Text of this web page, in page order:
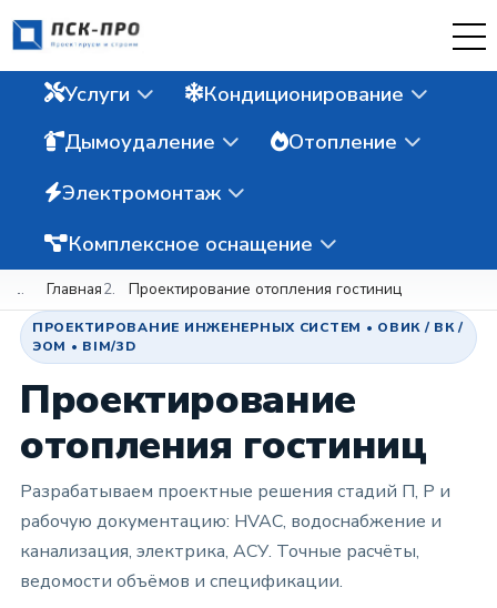
Услуги
Кондиционирование
Дымоудаление
Отопление
Электромонтаж
Комплексное оснащение
Главная Проектирование отопления гостиниц
ПРОЕКТИРОВАНИЕ ИНЖЕНЕРНЫХ СИСТЕМ • ОВИК / ВК /
ЭОМ • BIM/3D
Проектирование
отопления гостиниц
Разрабатываем проектные решения стадий П, Р и
рабочую документацию: HVAC, водоснабжение и
канализация, электрика, АСУ. Точные расчёты,
ведомости объёмов и спецификации.